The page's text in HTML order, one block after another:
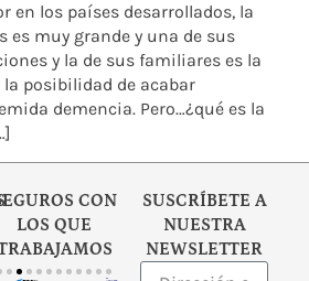
en los países desarrollados, la
es muy grande y una de sus
y la de sus familiares es la
posibilidad de acabar
demencia. Pero…¿qué es la
CON
LOS QUE
SUSCRÍBETE A
NUESTRA
NEWSLETTER